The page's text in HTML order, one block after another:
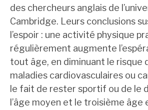
des chercheurs anglais de
Cambridge. Leurs conclusions
l’espoir : une activité physique
régulièrement augmente
tout âge, en diminuant le risque
maladies cardiovasculaires ou
le fait de rester sportif ou de le
l’âge moyen et le troisième âge